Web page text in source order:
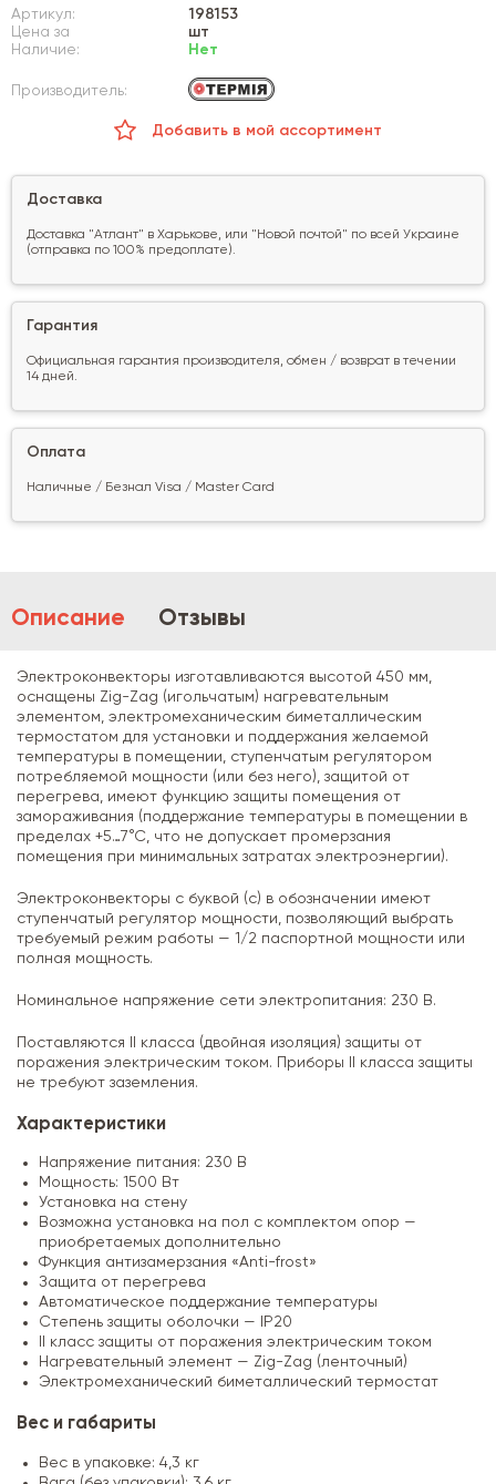
Артикул:
198153
Цена за
шт
Наличие:
Нет
Производитель:
Добавить в мой ассортимент
Доставка
Доставка "Атлант" в Харькове, или "Новой почтой" по всей Украине
(отправка по 100% предоплате).
Гарантия
Официальная гарантия производителя, обмен / возврат в течении
14 дней.
Оплата
Наличные / Безнал Visa / Master Card
Описание Отзывы
Электроконвекторы изготавливаются высотой 450 мм,
оснащены Zig-Zag (игольчатым) нагревательным
элементом, электромеханическим биметаллическим
термостатом для установки и поддержания желаемой
температуры в помещении, ступенчатым регулятором
потребляемой мощности (или без него), защитой от
перегрева, имеют функцию защиты помещения от
замораживания (поддержание температуры в помещении в
пределах +5…7°С, что не допускает промерзания
помещения при минимальных затратах электроэнергии).
Электроконвекторы с буквой (с) в обозначении имеют
ступенчатый регулятор мощности, позволяющий выбрать
требуемый режим работы — 1/2 паспортной мощности или
полная мощность.
Номинальное напряжение сети электропитания: 230 В.
Поставляются II класса (двойная изоляция) защиты от
поражения электрическим током. Приборы II класса защиты
не требуют заземления.
Характеристики
Напряжение питания: 230 В
Мощность: 1500 Вт
Установка на стену
Возможна установка на пол с комплектом опор —
приобретаемых дополнительно
Функция антизамерзания «Anti-frost»
Защита от перегрева
Автоматическое поддержание температуры
Степень защиты оболочки — IР20
II класс защиты от поражения электрическим током
Нагревательный элемент — Zig-Zag (ленточный)
Электромеханический биметаллический термостат
Вес и габариты
Вес в упаковке: 4,3 кг